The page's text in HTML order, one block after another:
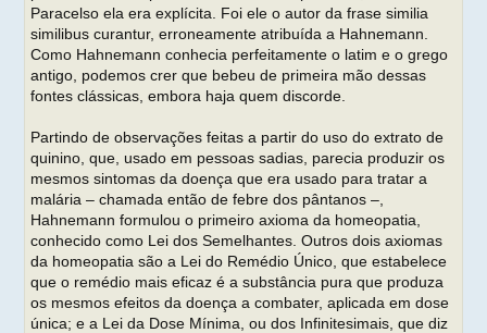
Paracelso ela era explícita. Foi ele o autor da frase similia
similibus curantur, erroneamente atribuída a Hahnemann.
Como Hahnemann conhecia perfeitamente o latim e o grego
antigo, podemos crer que bebeu de primeira mão dessas
fontes clássicas, embora haja quem discorde.
Partindo de observações feitas a partir do uso do extrato de
quinino, que, usado em pessoas sadias, parecia produzir os
mesmos sintomas da doença que era usado para tratar a
malária – chamada então de febre dos pântanos –,
Hahnemann formulou o primeiro axioma da homeopatia,
conhecido como Lei dos Semelhantes. Outros dois axiomas
da homeopatia são a Lei do Remédio Único, que estabelece
que o remédio mais eficaz é a substância pura que produza
os mesmos efeitos da doença a combater, aplicada em dose
única; e a Lei da Dose Mínima, ou dos Infinitesimais, que diz